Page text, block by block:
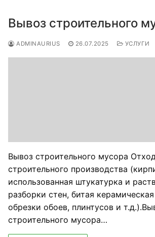
Вывоз строительного
ADMINAURIUS 26.07.2025 УСЛУГИ
Вывоз строительного мусора
строительного производства
использованная штукатурка и
разборки стен, битая
обрезки обоев, плинтусов и
строительного мусора…